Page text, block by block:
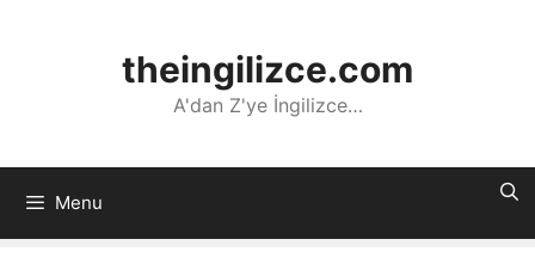
theingilizce.com
A'dan Z'ye İngilizce…
Menu